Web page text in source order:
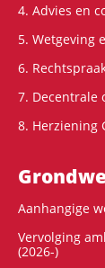
4. Advies en
5. Wetgeving
6.
7. Decentrale
8. Herziening
Aanhangige
Vervolging
(2026-)